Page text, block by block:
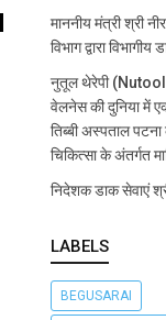
माननीय मंत्री श्री
विभाग द्वारा
नुतूल थेरेपी
वेलनेस की दुनिया में
तिब्बी अस्पताल
चिकित्सा के अंतर्गत
निदेशक डाक सेवाएं
LABELS
BEGUSARAI